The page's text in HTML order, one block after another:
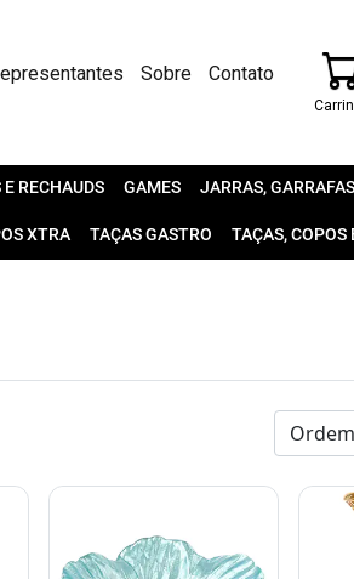
Sobre Contato
E RECHAUDS GAMES JARRAS,
XTRA TAÇAS GASTRO TAÇAS, COPOS